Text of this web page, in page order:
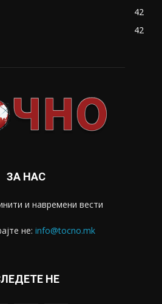
42
42
ЗА НАС
и навремени вести
не: info@tocno.mk
НЕ